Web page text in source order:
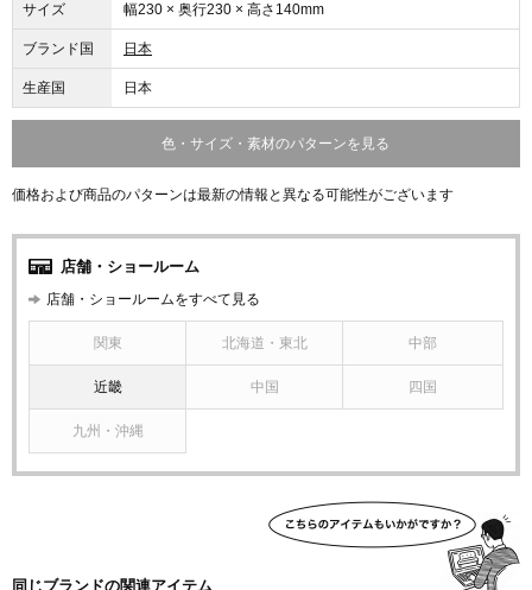
サイズ 幅230 × 奥行230 × 高さ140mm
ブランド国 日本
生産国 日本
色・サイズ・素材のパターンを見る
価格および商品のパターンは最新の情報と異なる可能性がございます
店舗・ショールーム
店舗・ショールームをすべて見る
関東 北海道・東北 中部
近畿 中国 四国
九州・沖縄
同じブランドの関連アイテム